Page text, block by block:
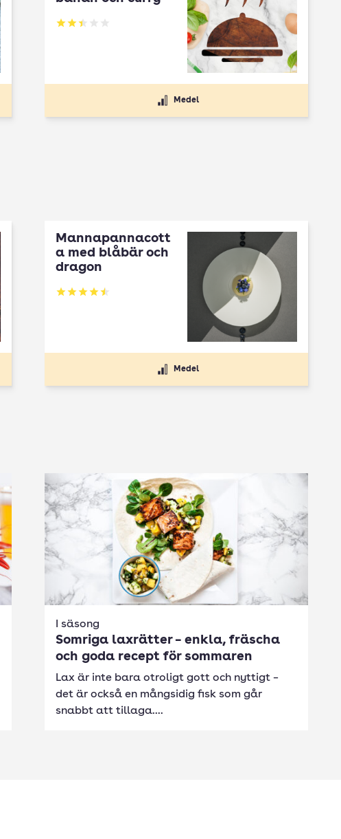
Betyg: 2.4 av 5
Medel
Mannapannacott
a med blåbär och
dragon
Betyg: 4.5 av 5
Medel
I säsong
Somriga laxrätter – enkla, fräscha
och goda recept för sommaren
Lax är inte bara otroligt gott och nyttigt –
det är också en mångsidig fisk som går
snabbt att tillaga....